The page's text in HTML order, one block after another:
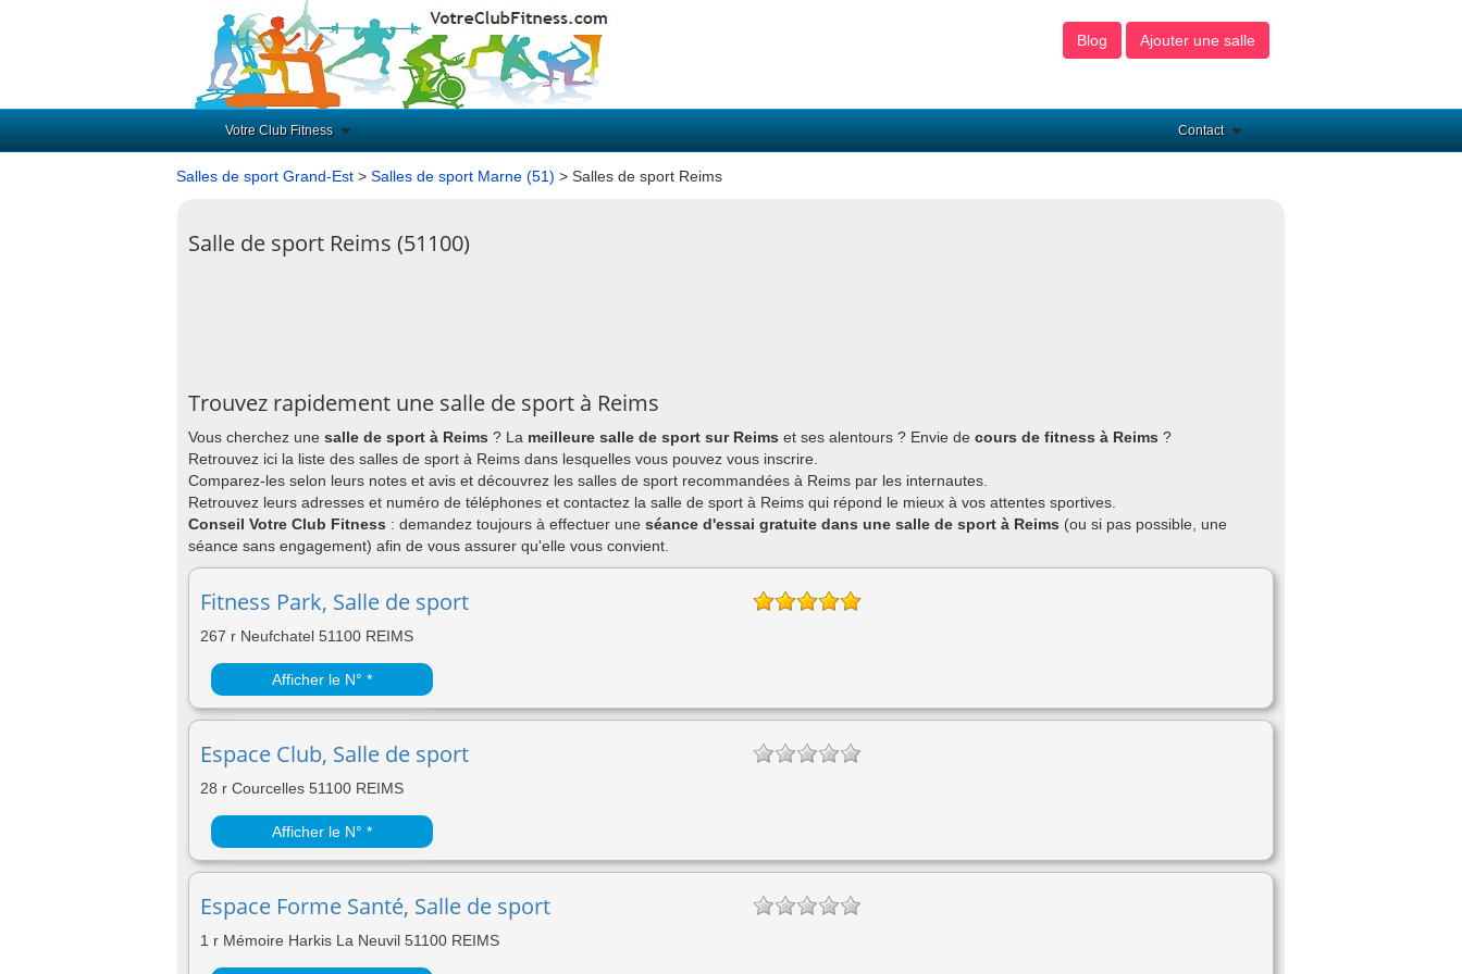
Blog Ajouter une salle
Votre Club Fitness Contact
Salles de sport Grand-Est > Salles de sport Marne (51) > Salles de sport Reims
Salle de sport Reims (51100)
Trouvez rapidement une salle de sport à Reims
Vous cherchez une salle de sport à Reims ? La meilleure salle de sport sur Reims et ses alentours ? Envie de cours de fitness à Reims ?
Retrouvez ici la liste des salles de sport à Reims dans lesquelles vous pouvez vous inscrire.
Comparez-les selon leurs notes et avis et découvrez les salles de sport recommandées à Reims par les internautes.
Retrouvez leurs adresses et numéro de téléphones et contactez la salle de sport à Reims qui répond le mieux à vos attentes sportives.
Conseil Votre Club Fitness : demandez toujours à effectuer une séance d'essai gratuite dans une salle de sport à Reims (ou si pas possible, une
séance sans engagement) afin de vous assurer qu'elle vous convient.
Fitness Park, Salle de sport
267 r Neufchatel 51100 REIMS
Afficher le N° *
Espace Club, Salle de sport
28 r Courcelles 51100 REIMS
Afficher le N° *
Espace Forme Santé, Salle de sport
1 r Mémoire Harkis La Neuvil 51100 REIMS